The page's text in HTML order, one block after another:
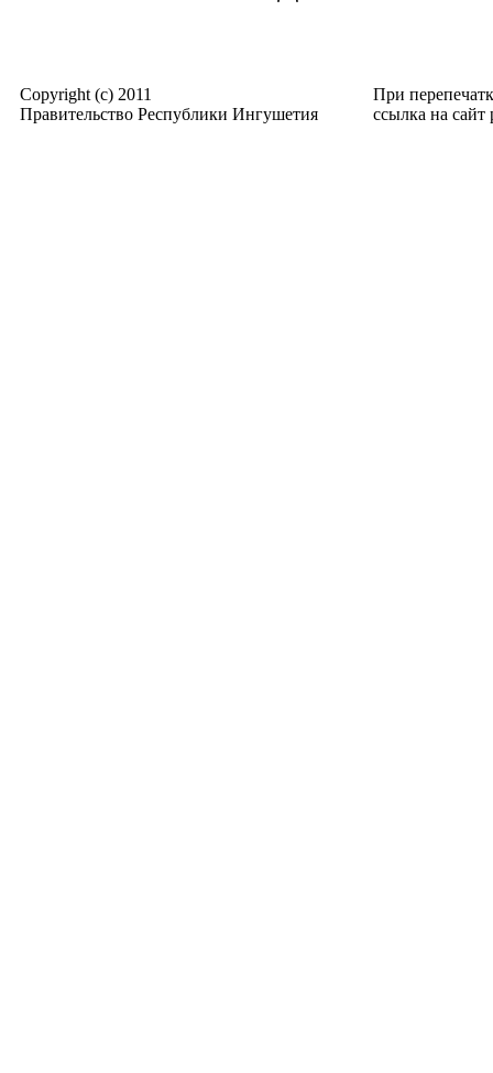
Copyright (c) 2011
Правительство Республики Ингушетия
При
ссылка на сайт